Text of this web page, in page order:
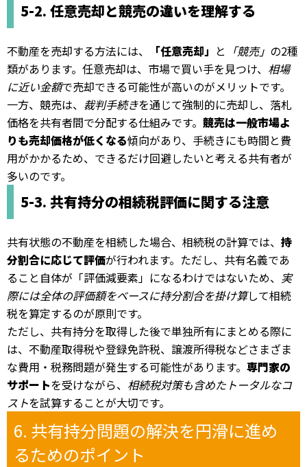
5-2. 任意売却と競売の違いを理解する
不動産を売却する方法には、 「任意売却」 と 「競売」 の2種
類があります。任意売却は、市場で買い手を見つけ、 相場
に近い金額で売却できる可能性が高いのがメリットです。
一方、競売は、 裁判手続きを通じて強制的に売却し、落札
価格を共有者間で分配する仕組みです。 競売は一般市場よ
りも売却価格が低くなる傾向があり、手続きにも時間と費
用がかかるため、できるだけ回避したいと考える共有者が
多いのです。
5-3. 共有持分の相続税評価に関する注意
共有状態の不動産を相続した場合、相続税の計算では、 持
分割合に応じて評価が行われます。ただし、共有名義であ
ること自体が「評価減要素」になるわけではないため、 実
際には全体の評価額をベースに持分割合を掛け算して相続
税を算定するのが原則です。
ただし、共有持分を取得した後で単独所有にまとめる際に
は、不動産取得税や登録免許税、譲渡所得税などさまざま
な費用・税務問題が発生する可能性があります。 専門家の
サポートを受けながら、 相続税対策も含めたトータルなコ
ストを試算することが大切です。
6. 共有持分問題の解決を円滑に進め
るためのポイント